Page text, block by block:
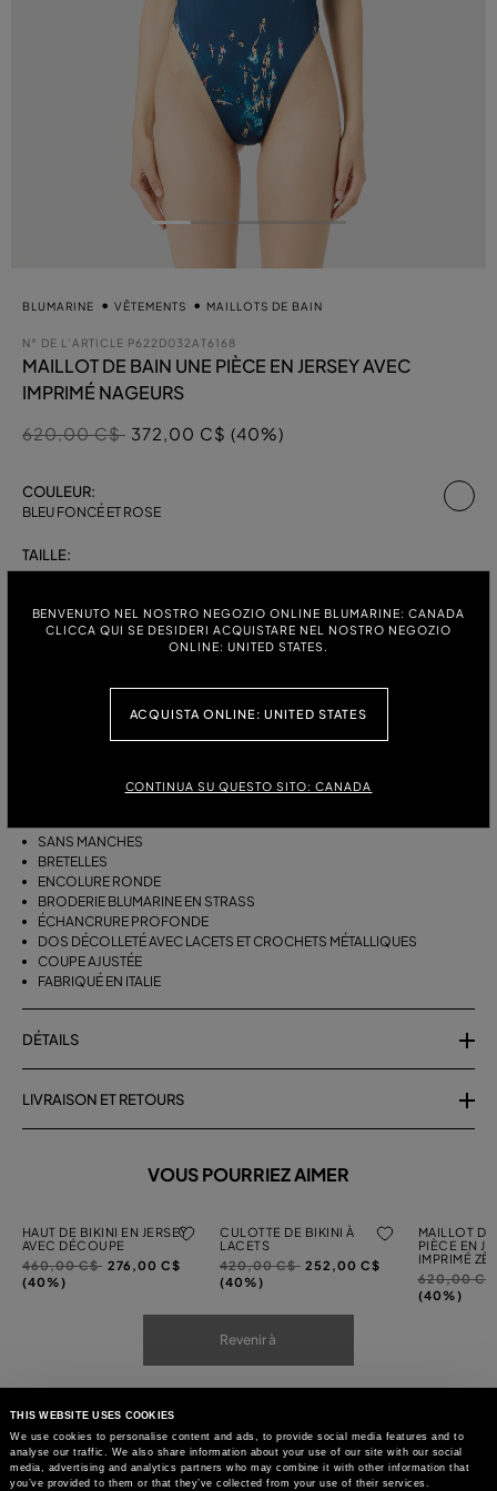
THIS WEBSITE USES COOKIES
We use cookies to personalise content and ads, to provide social media features and to
analyse our traffic. We also share information about your use of our site with our social
media, advertising and analytics partners who may combine it with other information that
you’ve provided to them or that they’ve collected from your use of their services.
BENVENUTO NEL NOSTRO NEGOZIO ONLINE BLUMARINE: CANADA
CLICCA QUI SE DESIDERI ACQUISTARE NEL NOSTRO NEGOZIO
ONLINE: UNITED STATES.
ACQUISTA ONLINE: UNITED STATES
CONTINUA SU QUESTO SITO: CANADA
BLUMARINE VÊTEMENTS MAILLOTS DE BAIN
N° DE L’ARTICLE P622D032AT6168
MAILLOT DE BAIN UNE PIÈCE EN JERSEY AVEC
IMPRIMÉ NAGEURS
Prix réduit de
620,00 C$à372,00 C$ (40%)
COULEUR:
BLEU FONCÉ ET ROSE
TAILLE:
MAILLOT DE BAIN UNE PIÈCE EN JERSEY STRETCH IMPRIMÉ NAGEURS,
AVEC BRETELLES, ENCOLURE RONDE ET BRODERIE DE STRASS
SANS MANCHES
BRETELLES
ENCOLURE RONDE
BRODERIE BLUMARINE EN STRASS
ÉCHANCRURE PROFONDE
DOS DÉCOLLETÉ AVEC LACETS ET CROCHETS MÉTALLIQUES
COUPE AJUSTÉE
FABRIQUÉ EN ITALIE
DÉTAILS
LIVRAISON ET RETOURS
VOUS POURRIEZ AIMER
HAUT DE BIKINI EN JERSEY
AVEC DÉCOUPE
Prix
réduit
460,00 C$à276,00 C$
(40%)
CULOTTE DE BIKINI À
LACETS
Prix
réduit
420,00 C$à252,00 C$
(40%)
MAILLOT
PIÈCE EN
IMPRIMÉ
Prix
réduit
620,00 C$
(40%)
Revenir à